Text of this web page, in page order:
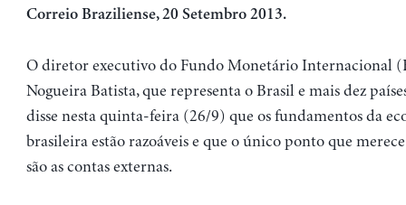
Correio Braziliense, 20 Setembro 2013.
O diretor executivo do Fundo Monetário Internacional
Nogueira Batista, que representa o Brasil e mais dez
disse nesta quinta-feira (26/9) que os fundamentos da
brasileira estão razoáveis e que o único ponto que
são as contas externas.